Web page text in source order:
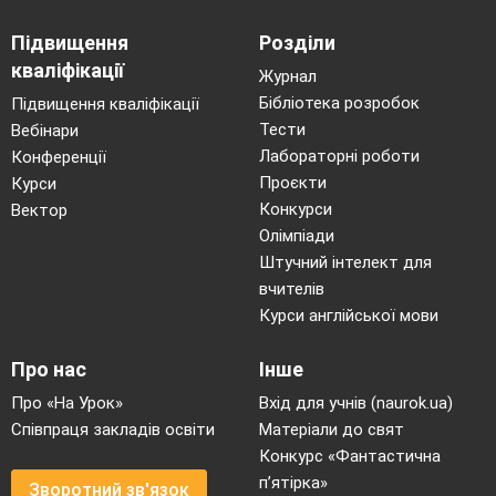
комбінованих школах.
Найкращим сезоном садіння рослин в
школу є весна. У першу школу висаджують
Підвищення
кваліфікації
Підвищення кваліфікації
Вебінари
Конференції
Курси
Вектор
Розділи
Журнал
Бібліотека розробок
Тести
Лабораторні роботи
Проєкти
Конкурси
Олімпіади
Штучний інтелект для
вчителів
Курси англійської мови
Про нас
Про «На Урок»
Співпраця закладів освіти
Зворотний зв'язок
Інше
Вхід для учнів (naurok.ua)
Матеріали до свят
Конкурс «Фантастична
п’ятірка»